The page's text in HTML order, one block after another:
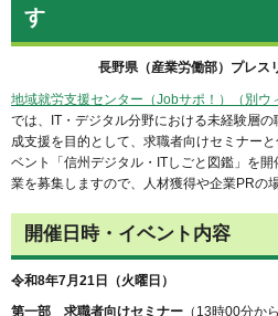
す
長野県（産業労働部）プレス
地域就労支援センター（Jobサポ！）（別ウ
では、IT・デジタル分野における未経験層
成支援を目的として、求職者向けセミナー
ベント「信州デジタル・ITしごと図鑑」を
業を募集しますので、人材獲得や企業PRの
開催日時・イベント内容
令和8年7月21日（火曜日）
第一部 求職者向けセミナー （13時00分か